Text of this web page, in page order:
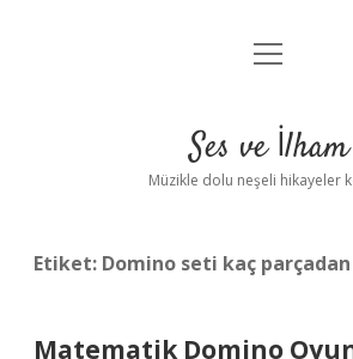
Anasayfa
Yasal Uyarı
menüyü
Ses ve İlham
Müzikle dolu neşeli hikayeler
Etiket: Domino seti kaç
Matematik Domino